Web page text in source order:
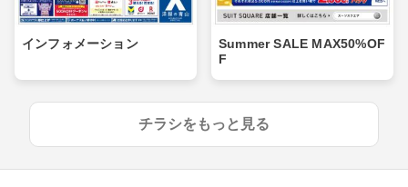
インフォメーション
Summer SALE MAX50%OF
F
チラシをもっと見る